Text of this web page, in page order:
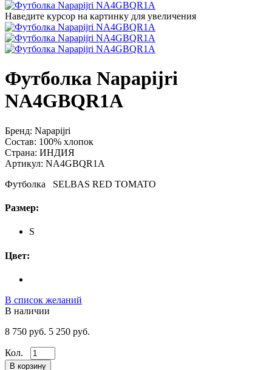
Наведите курсор на картинку для увеличения
Футболка Napapijri
NA4GBQR1A
Бренд: Napapijri
Состав: 100% хлопок
Страна: ИНДИЯ
Артикул: NA4GBQR1A
Футболка SELBAS RED TOMATO
Размер:
S
Цвет:
В список желаний
В наличии
8 750 руб. 5 250 руб.
Кол.